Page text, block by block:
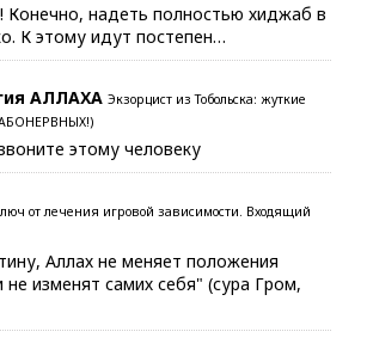
Конечно, надеть полностью хиджаб в
К этому идут постепен…
АЛЛАХА Экзорцист из Тобольска: жуткие
этому человеку
от лечения игровой зависимости. Входящий
Аллах не меняет положения
изменят самих себя" (сура Гром,